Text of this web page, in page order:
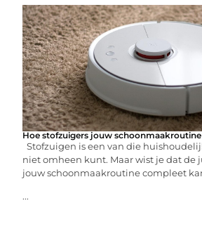
Hoe stofzuigers jouw
Stofzuigen is een van die
niet omheen kunt. Maar wist je dat de
jouw schoonmaakroutine compleet
...